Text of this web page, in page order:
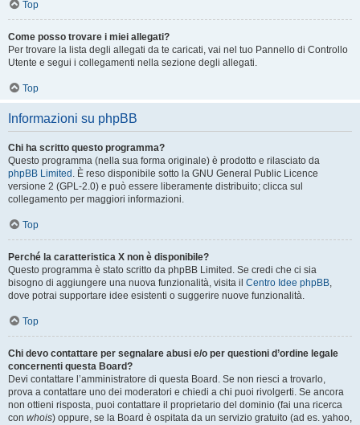
Top
Come posso trovare i miei allegati?
Per trovare la lista degli allegati da te caricati, vai nel tuo Pannello di Controllo
Utente e segui i collegamenti nella sezione degli allegati.
Top
Informazioni su phpBB
Chi ha scritto questo programma?
Questo programma (nella sua forma originale) è prodotto e rilasciato da
phpBB Limited . È reso disponibile sotto la GNU General Public Licence
versione 2 (GPL-2.0) e può essere liberamente distribuito; clicca sul
collegamento per maggiori informazioni.
Top
Perché la caratteristica X non è disponibile?
Questo programma è stato scritto da phpBB Limited. Se credi che ci sia
bisogno di aggiungere una nuova funzionalità, visita il Centro Idee phpBB,
dove potrai supportare idee esistenti o suggerire nuove funzionalità.
Top
Chi devo contattare per segnalare abusi e/o per questioni d’ordine legale
concernenti questa Board?
Devi contattare l’amministratore di questa Board. Se non riesci a trovarlo,
prova a contattare uno dei moderatori e chiedi a chi puoi rivolgerti. Se ancora
non ottieni risposta, puoi contattare il proprietario del dominio (fai una ricerca
con whois) oppure, se la Board è ospitata da un servizio gratuito (ad es. yahoo,